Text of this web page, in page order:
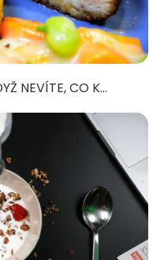
NEVÍTE, CO K...